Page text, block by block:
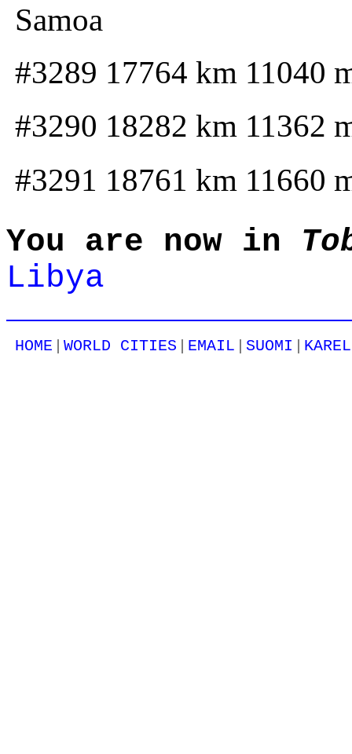
Samoa
#3289 17764 km 11040
#3290 18282 km 11362
#3291 18761 km 11660
You are now in
Libya
HOME WORLD CITIES EMAIL SUOMI